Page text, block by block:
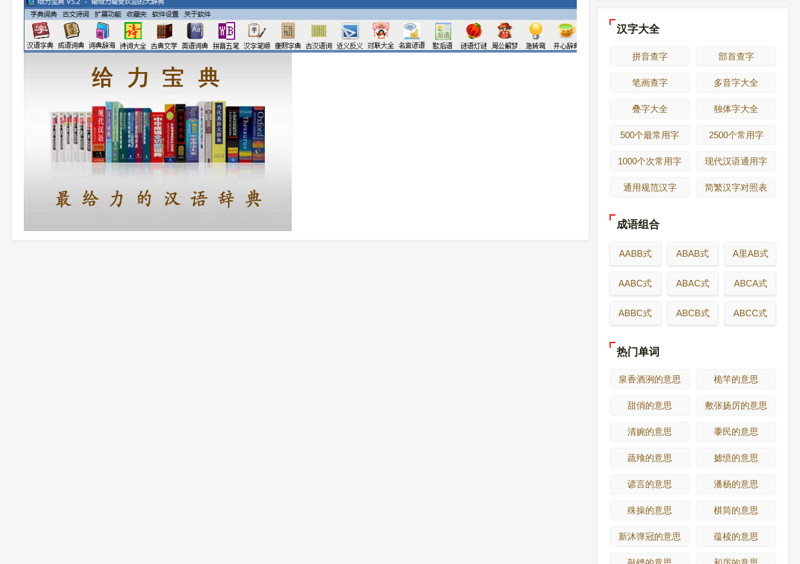
汉字大全
拼音查字 部首查字
笔画查字 多音字大全
叠字大全 独体字大全
500个最常用字 2500个常用字
1000个次常用字 现代汉语通用字
通用规范汉字 简繁汉字对照表
成语组合
AABB式 ABAB式 A里AB式
AABC式 ABAC式 ABCA式
ABBC式 ABCB式 ABCC式
热门单词
泉香酒洌的意思 桅竿的意思
甜俏的意思 敷张扬厉的意思
清婉的意思 黍民的意思
蔬飱的意思 摅愤的意思
谚言的意思 潘杨的意思
殊操的意思 棋筒的意思
新沐弹冠的意思 蕴椟的意思